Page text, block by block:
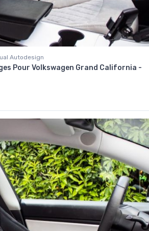
Autodesign
Pour Volkswagen Grand California -